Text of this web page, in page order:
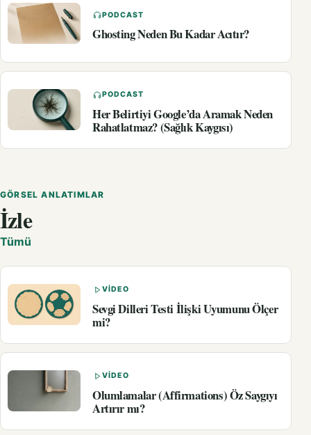
PODCAST
Ghosting Neden Bu Kadar Acıtır?
PODCAST
Her Belirtiyi Google’da Aramak Neden
Rahatlatmaz? (Sağlık Kaygısı)
GÖRSEL ANLATIMLAR
İzle
Tümü
VIDEO
Sevgi Dilleri Testi İlişki Uyumunu Ölçer
mi?
VIDEO
Olumlamalar (Affirmations) Öz Saygıyı
Artırır mı?